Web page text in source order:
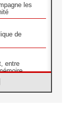
les
de
entre